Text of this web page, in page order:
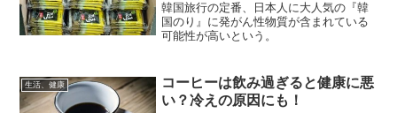
韓国旅行の定番、日本人に大人気の『韓
国のり』に発がん性物質が含まれている
可能性が高いという。
生活、健康
コーヒーは飲み過ぎると健康に悪
い？冷えの原因にも！